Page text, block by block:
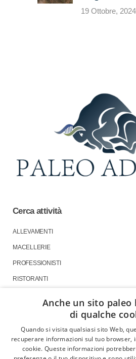
19 Ottobre, 2024
Cerca attività
ALLEVAMENTI
MACELLERIE
PROFESSIONISTI
RISTORANTI
GLI ARTICOLI
Anche un sito paleo
di qualche
Quando si visita qualsiasi sito Web,
recuperare informazioni sul tuo browser,
cookie. Queste informazioni